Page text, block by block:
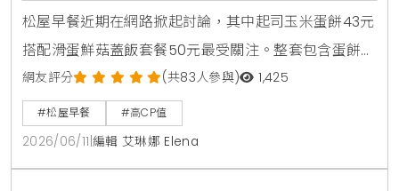
松屋早餐近期在網路掀起討論，其中起司玉米蛋餅43元
搭配滑蛋鮮菇蓋飯套餐50元最受關注。整套包含蛋餅、
蓋飯與味噌湯，總價93元，不到100元就能吃到雙主
餐，也讓不少網友認為是近期高CP值早餐代表之一。
網友評分 (共83人參與) 1,425
#松屋早餐 #高CP值
2026/06/11 編輯 艾琳娜 Elena